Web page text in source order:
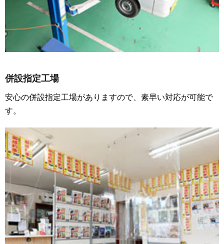
併設指定工場
安心の併設指定工場がありますので、素早い対応が可能で
す。